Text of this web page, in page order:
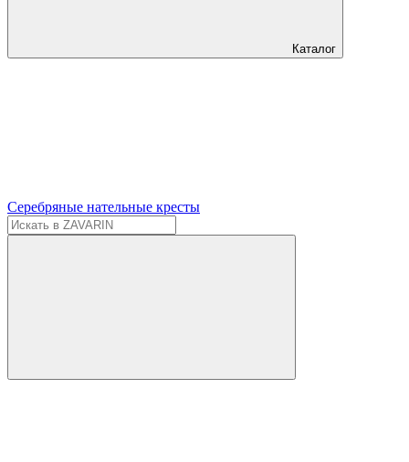
Каталог
Серебряные нательные кресты